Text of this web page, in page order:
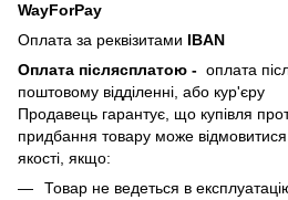
WayForPay
Оплата за реквізитами IBAN
Оплата післясплатою - оплата
поштовому відділенні, або кур'єру
Продавець гарантує, що купівля
придбання товару може
якості, якщо:
Товар не ведеться в